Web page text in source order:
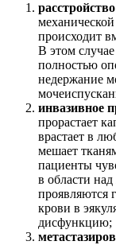
происходит
В этом
полностью
недержание
инвазивное
прорастает
врастает в
мешает
пациенты
в области
проявляются
крови в
дисфункцию;